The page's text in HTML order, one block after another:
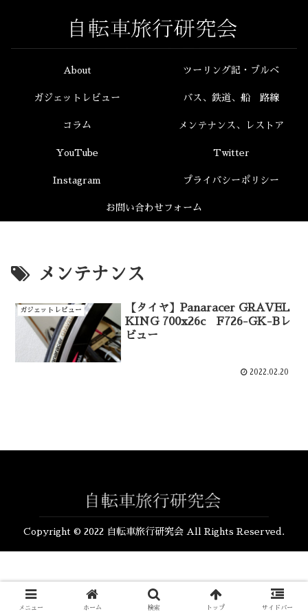
About ツーリング記・ブルベ
ガジェットレビュー バス、鉄道、船 路線
コラム メンテナンス、レストア
YouTube Twitter
Instagram プライバシーポリシー
お問い合わせフォーム
メンテナンス
ガジェットレビュー
【タイヤ】Panaracer GRAVEL
KING 700x26c F726-GK-Bレ
ビュー
2022.02.20
Copyright © 2022 自転車旅行研究会 All Rights Reserved.
メニュー ホーム 検索 トップ サイドバー